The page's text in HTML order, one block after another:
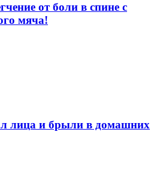
от боли в спине с
мяча!
лица и брыли в домашних